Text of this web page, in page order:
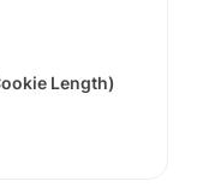
Length)